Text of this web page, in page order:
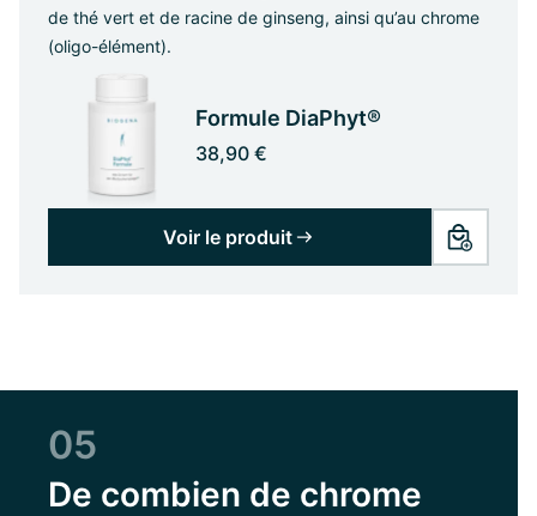
de thé vert et de racine de ginseng, ainsi qu’au chrome
(oligo-élément).
Formule DiaPhyt®
38,90 €
Voir le produit
05
De combien de chrome